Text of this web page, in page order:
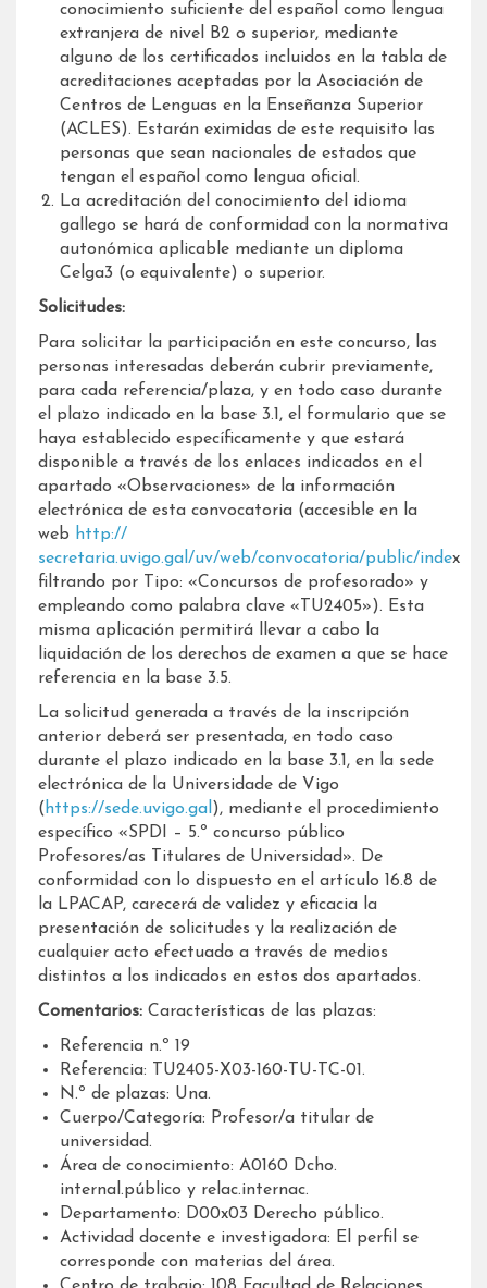
conocimiento suficiente del español como lengua
extranjera de nivel B2 o superior, mediante
alguno de los certificados incluidos en la tabla de
acreditaciones aceptadas por la Asociación de
Centros de Lenguas en la Enseñanza Superior
(ACLES). Estarán eximidas de este requisito las
personas que sean nacionales de estados que
tengan el español como lengua oficial.
La acreditación del conocimiento del idioma
gallego se hará de conformidad con la normativa
autonómica aplicable mediante un diploma
Celga3 (o equivalente) o superior.
Solicitudes:
Para solicitar la participación en este concurso, las
personas interesadas deberán cubrir previamente,
para cada referencia/plaza, y en todo caso durante
el plazo indicado en la base 3.1, el formulario que se
haya establecido específicamente y que estará
disponible a través de los enlaces indicados en el
apartado «Observaciones» de la información
electrónica de esta convocatoria (accesible en la
web http://
secretaria.uvigo.gal/uv/web/convocatoria/public/index
filtrando por Tipo: «Concursos de profesorado» y
empleando como palabra clave «TU2405»). Esta
misma aplicación permitirá llevar a cabo la
liquidación de los derechos de examen a que se hace
referencia en la base 3.5.
La solicitud generada a través de la inscripción
anterior deberá ser presentada, en todo caso
durante el plazo indicado en la base 3.1, en la sede
electrónica de la Universidade de Vigo
( https://sede.uvigo.gal ), mediante el procedimiento
específico «SPDI – 5.º concurso público
Profesores/as Titulares de Universidad». De
conformidad con lo dispuesto en el artículo 16.8 de
la LPACAP, carecerá de validez y eficacia la
presentación de solicitudes y la realización de
cualquier acto efectuado a través de medios
distintos a los indicados en estos dos apartados.
Comentarios: Características de las plazas:
Referencia n.º 19
Referencia: TU2405-X03-160-TU-TC-01.
N.º de plazas: Una.
Cuerpo/Categoría: Profesor/a titular de
universidad.
Área de conocimiento: A0160 Dcho.
internal.público y relac.internac.
Departamento: D00x03 Derecho público.
Actividad docente e investigadora: El perfil se
corresponde con materias del área.